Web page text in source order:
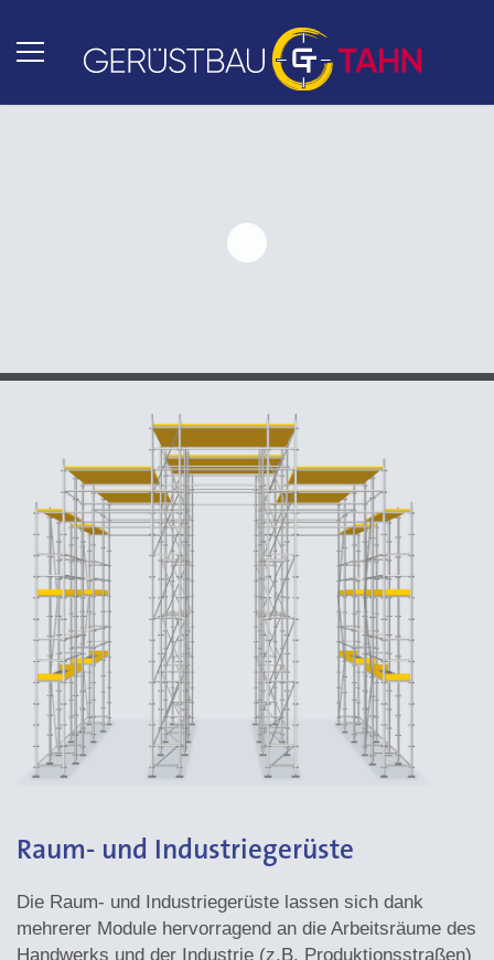
Raum- und Industriegerüste
Die Raum- und Industriegerüste lassen sich dank
mehrerer Module hervorragend an die Arbeitsräume des
Handwerks und der Industrie (z.B. Produktionsstraßen)